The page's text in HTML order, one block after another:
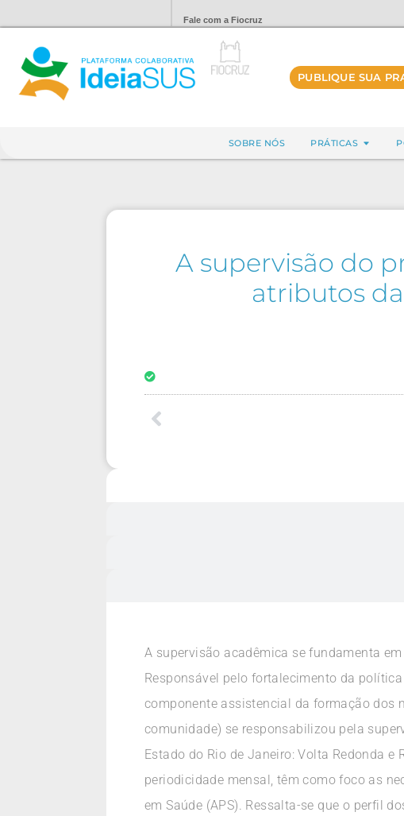
Fale com a Fiocruz
PUBLIQUE SUA
SOBRE NÓS PRÁTICAS
A supervisão do
atributos
A supervisão acadêmica se fundamenta
Responsável pelo fortalecimento da
componente assistencial da formação dos
comunidade) se responsabilizou pela
Estado do Rio de Janeiro: Volta Redonda e
periodicidade mensal, têm como foco as
em Saúde (APS). Ressalta-se que o perfil